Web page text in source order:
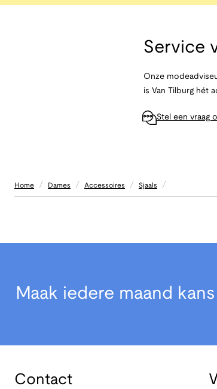
Service
Onze
is Van Tilburg hét
Stel een vraag
Home / Dames / Accessoires / Sjaals /
Maak iedere maand
Contact